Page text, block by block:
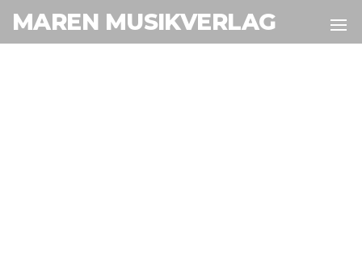
MAREN MUSIKVERLAG